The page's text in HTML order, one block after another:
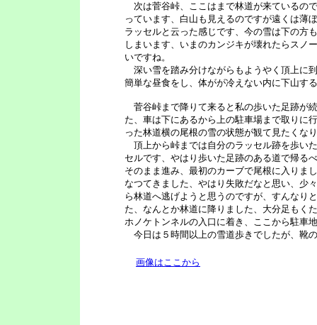
次は菅谷峠、ここはまで林道が来ているの
っています、白山も見えるのですが遠くは薄
ラッセルと云った感じです、今の雪は下の方
しまいます、いまのカンジキが壊れたらスノ
いですね。
深い雪を踏み分けながらもようやく頂上に
簡単な昼食をし、体がが冷えない内に下山す
菅谷峠まで降りて来ると私の歩いた足跡が
た、車は下にあるから上の駐車場まで取りに
った林道横の尾根の雪の状態が観て見たくな
頂上から峠までは自分のラッセル跡を歩い
セルです、やはり歩いた足跡のある道で帰る
そのまま進み、最初のカーブで尾根に入りま
なつてきました、やはり失敗だなと思い、少
ら林道へ逃げようと思うのですが、すんなり
た、なんとか林道に降りました、大分足もく
ホノケトンネルの入口に着き、ここから駐車
今日は５時間以上の雪道歩きでしたが、靴
画像はここから